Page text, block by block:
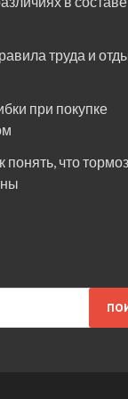
труда и
при покупке
понять, что